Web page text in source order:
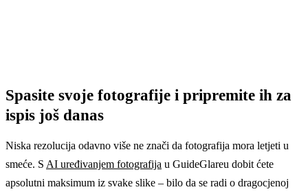
Spasite svoje fotografije i pripremite ih za
ispis još danas
Niska rezolucija odavno više ne znači da fotografija mora letjeti u
smeće. S AI uređivanjem fotografija u GuideGlareu dobit ćete
apsolutni maksimum iz svake slike – bilo da se radi o dragocjenoj